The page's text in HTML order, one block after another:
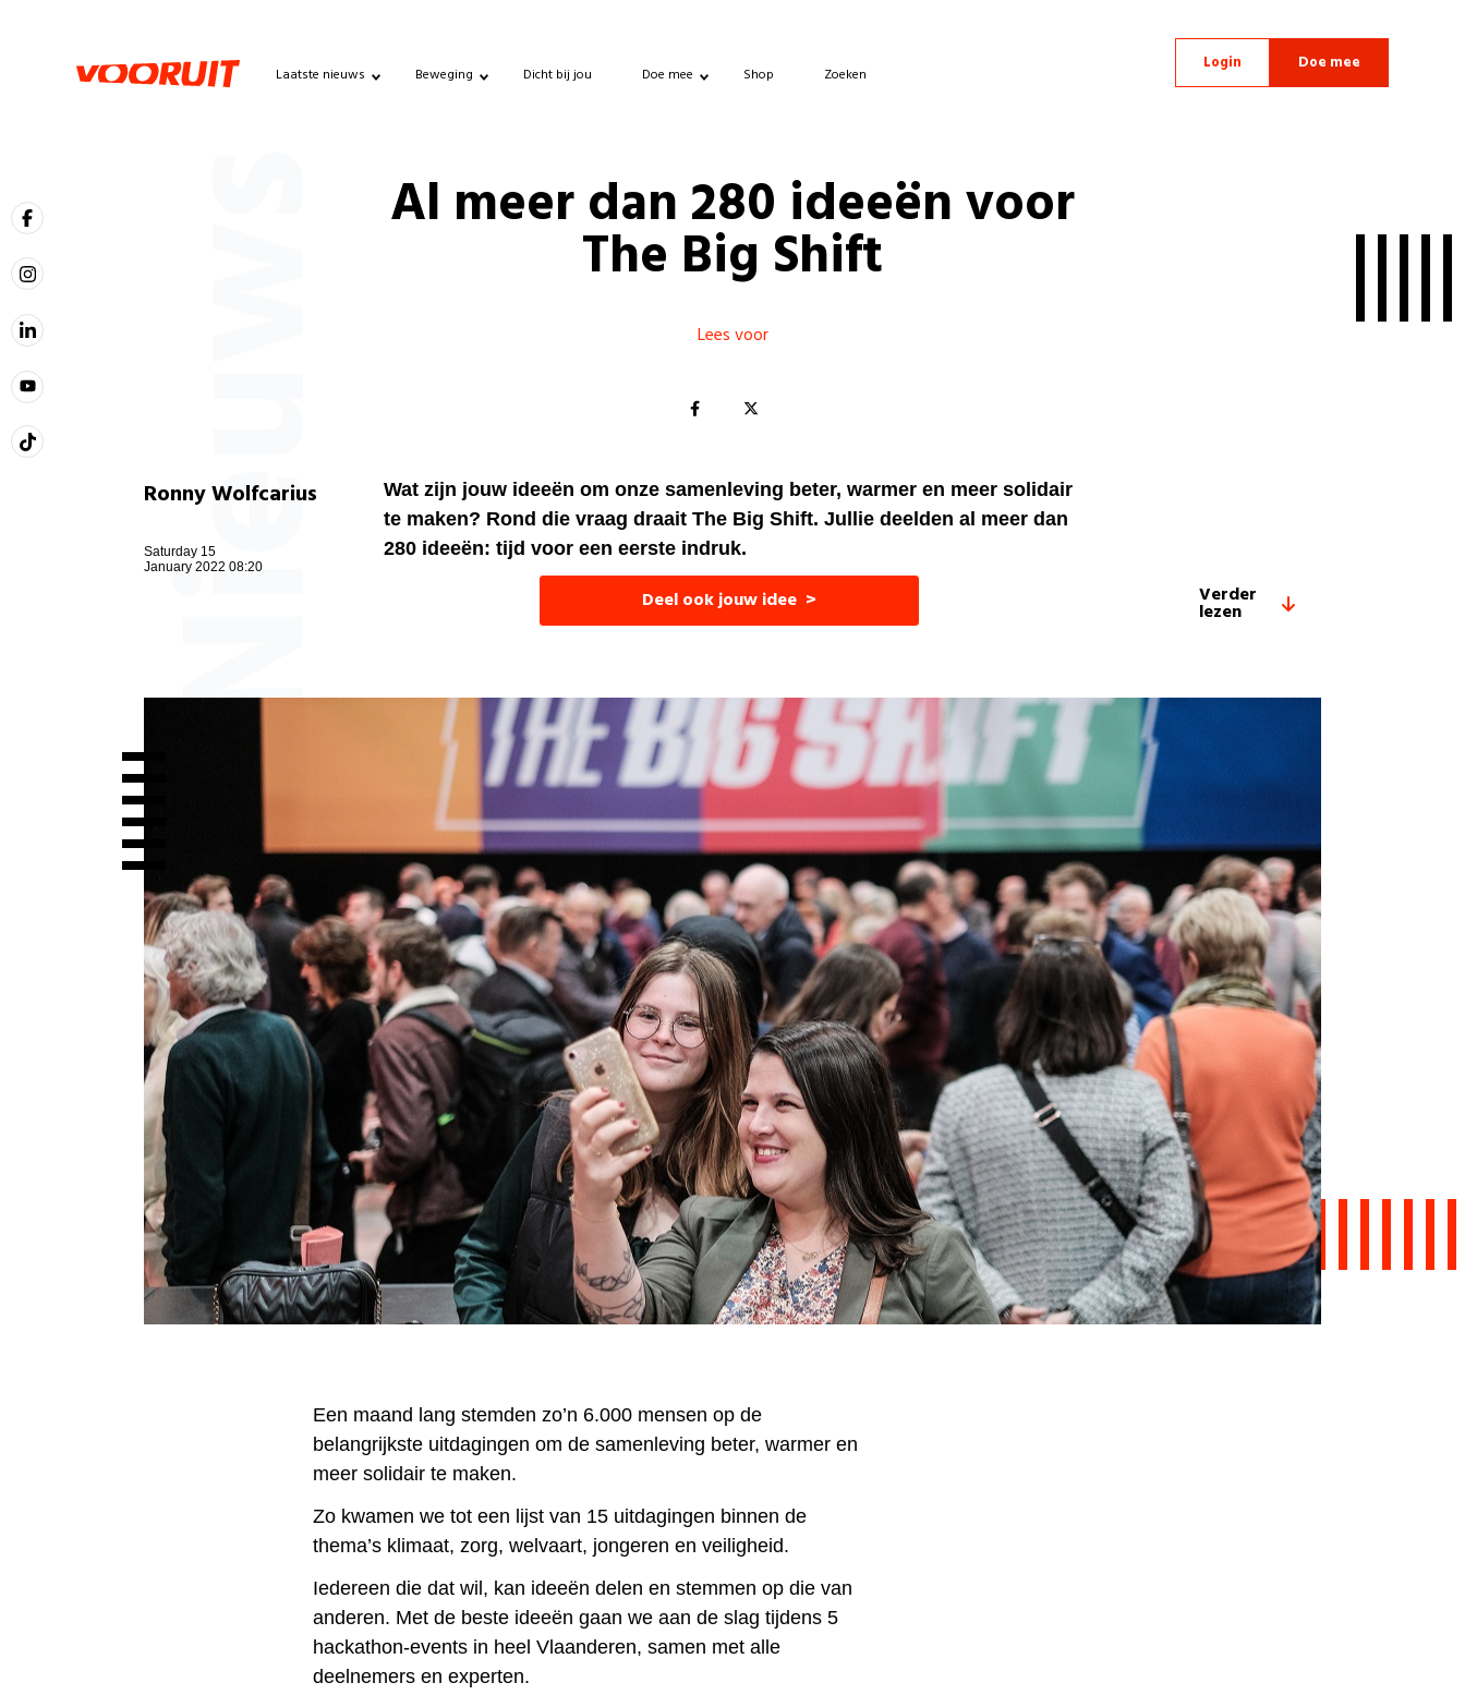
Laatste nieuws Beweging Dicht bij jou Doe mee Shop Zoeken
Login Doe mee
NieuwsAl meer dan 280 ideeën voor
The Big Shift
Lees voor
Ronny Wolfcarius
Saturday 15
January 2022 08:20
Wat zijn jouw ideeën om onze samenleving beter, warmer en meer solidair
te maken? Rond die vraag draait The Big Shift. Jullie deelden al meer dan
280 ideeën: tijd voor een eerste indruk.
Deel ook jouw idee > Verder
lezen
Een maand lang stemden zo’n 6.000 mensen op de
belangrijkste uitdagingen om de samenleving beter, warmer en
meer solidair te maken.
Zo kwamen we tot een lijst van 15 uitdagingen binnen de
thema’s klimaat, zorg, welvaart, jongeren en veiligheid.
Iedereen die dat wil, kan ideeën delen en stemmen op die van
anderen. Met de beste ideeën gaan we aan de slag tijdens 5
hackathon-events in heel Vlaanderen, samen met alle
deelnemers en experten.